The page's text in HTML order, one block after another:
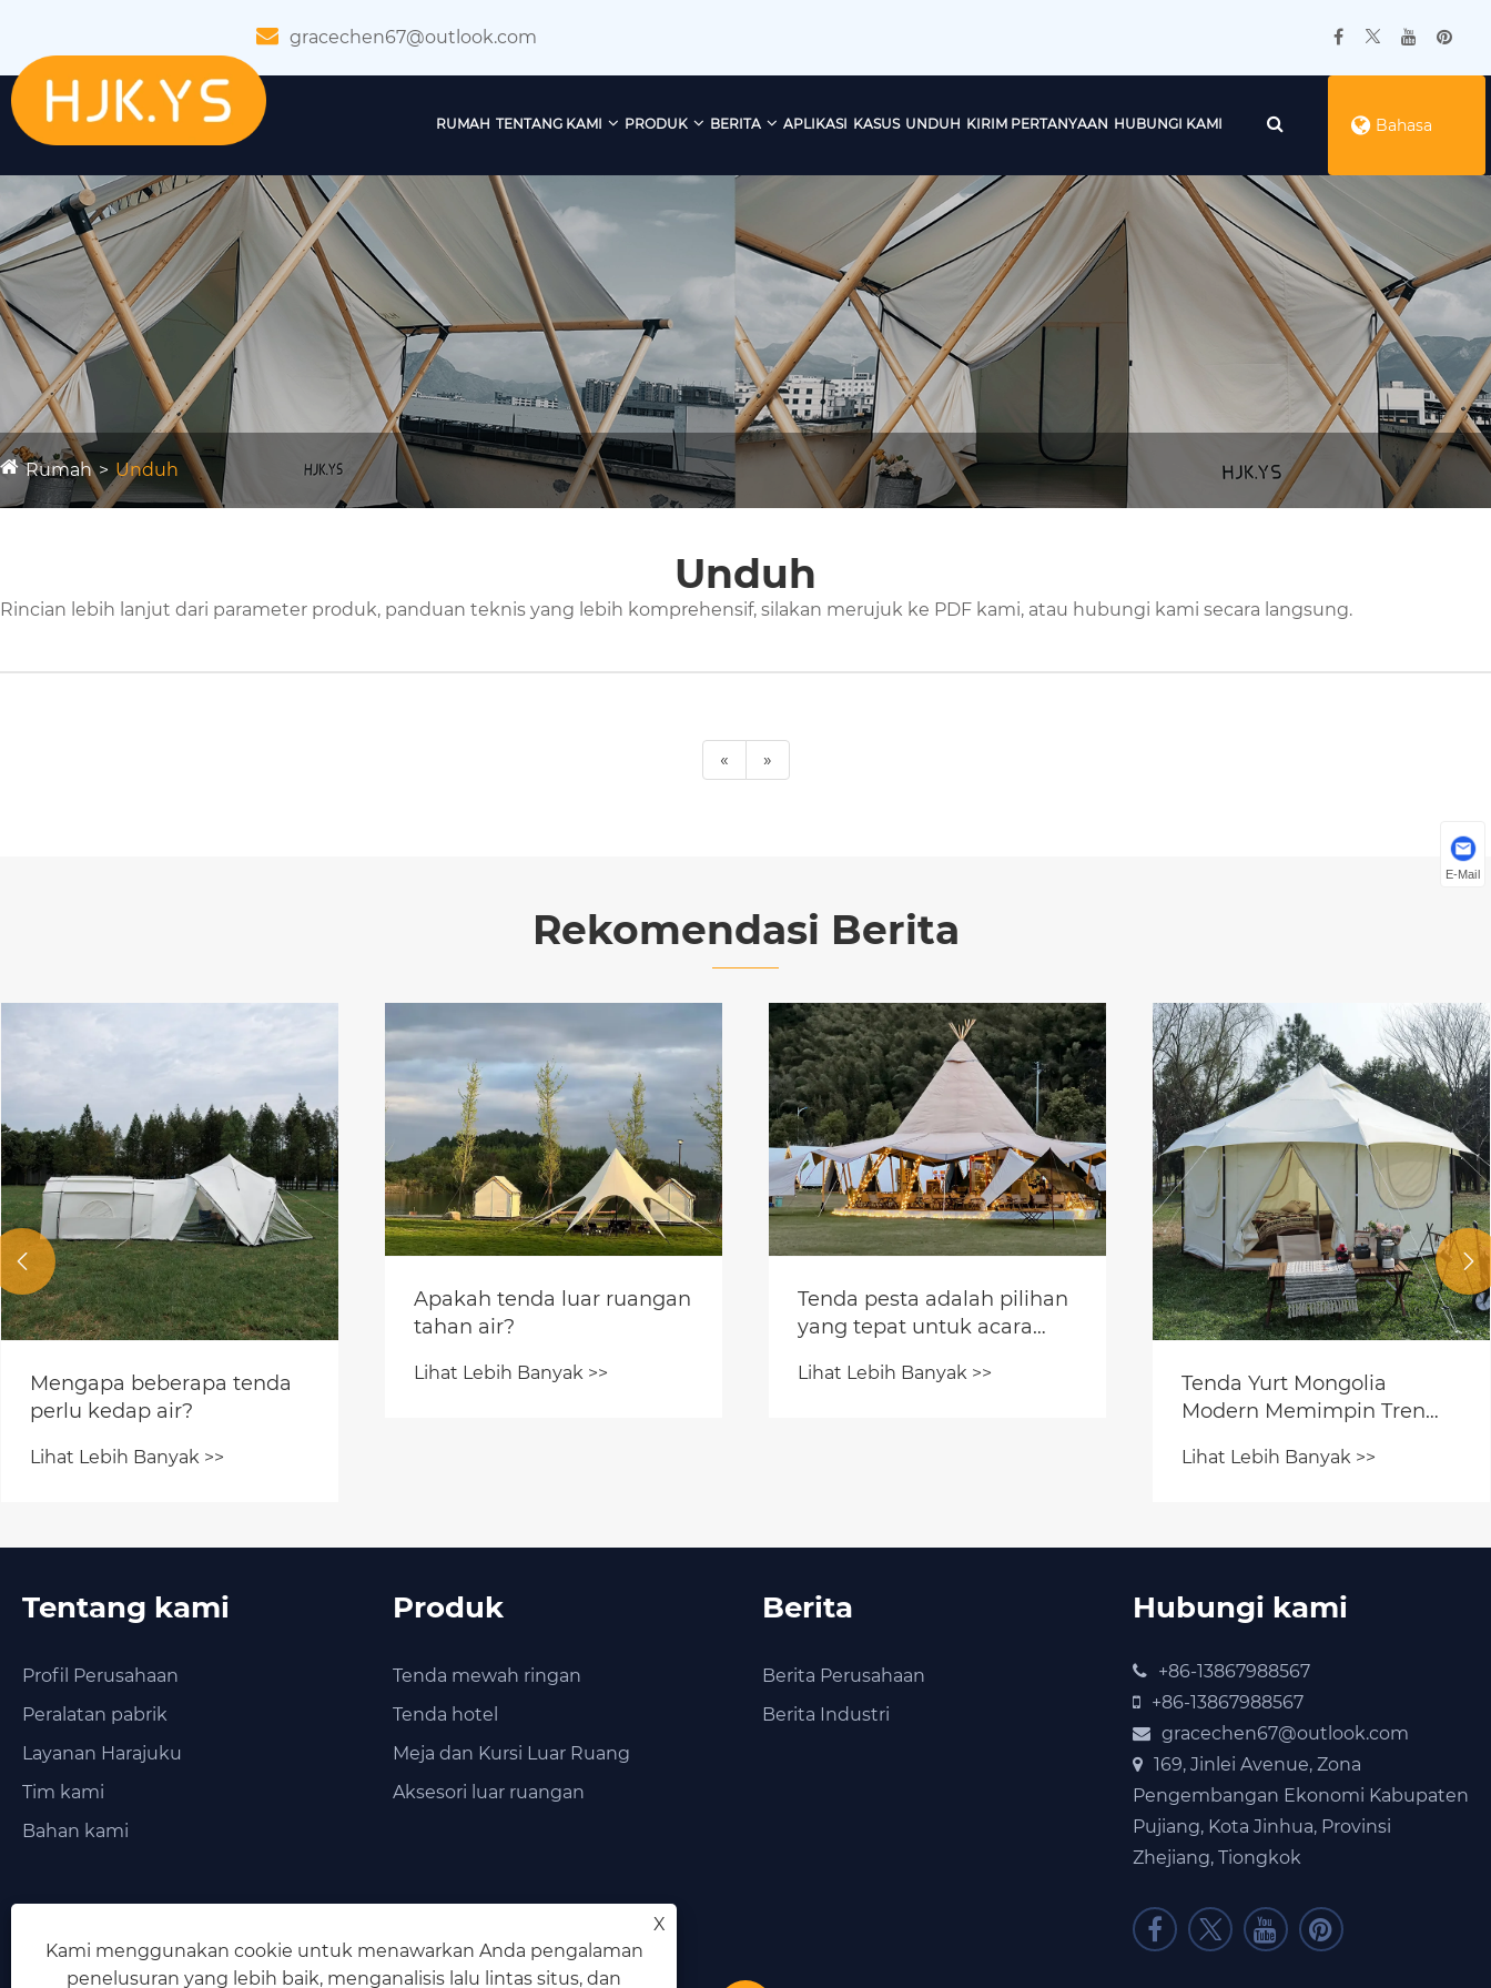
gracechen67@outlook.com
RUMAH TENTANG KAMI PRODUK BERITA APLIKASI KASUS UNDUH KIRIM PERTANYAAN HUBUNGI KAMI Bahasa
Rumah Unduh
Unduh
Rincian lebih lanjut dari parameter produk, panduan teknis yang lebih komprehensif, silakan merujuk ke PDF kami, atau hubungi kami secara langsung.
« »
Rekomendasi Berita
Mengapa beberapa tenda
perlu kedap air?
Lihat Lebih Banyak >>
Apakah tenda luar ruangan
tahan air?
Lihat Lebih Banyak >>
Tenda pesta adalah pilihan
yang tepat untuk acara
Lihat Lebih Banyak >>
Tenda Yurt Mongolia
Modern Memimpin Tren
Ruangan
Lihat Lebih Banyak >>
 
Tentang kami
Profil Perusahaan
Peralatan pabrik
Layanan Harajuku
Tim kami
Bahan kami
Produk
Tenda mewah ringan
Tenda hotel
Meja dan Kursi Luar Ruang
Aksesori luar ruangan
Berita
Berita Perusahaan
Berita Industri
Hubungi kami
+86-13867988567
+86-13867988567
gracechen67@outlook.com
169, Jinlei Avenue, Zona
Pengembangan Ekonomi Kabupaten
Pujiang, Kota Jinhua, Provinsi
Zhejiang, Tiongkok
E-Mail
X
Kami menggunakan cookie untuk menawarkan Anda pengalaman
penelusuran yang lebih baik, menganalisis lalu lintas situs, dan